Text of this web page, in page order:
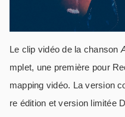
Le clip vidéo de la chanson
mplet, une première pour
mapping vidéo. La version
re édition et version limitée